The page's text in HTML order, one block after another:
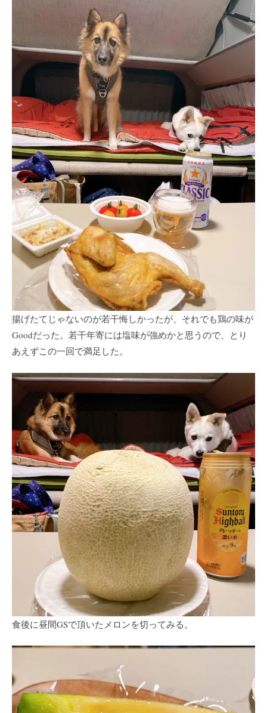
揚げたてじゃないのが若干悔しかったが、それでも鶏の味が
Goodだった。若干年寄には塩味が強めかと思うので、とり
あえずこの一回で満足した。
食後に昼間GSで頂いたメロンを切ってみる。